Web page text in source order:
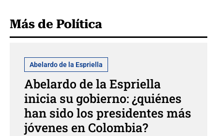
Más de Política
Abelardo de la Espriella
Abelardo de la Espriella
inicia su gobierno: ¿quiénes
han sido los presidentes más
jóvenes en Colombia?